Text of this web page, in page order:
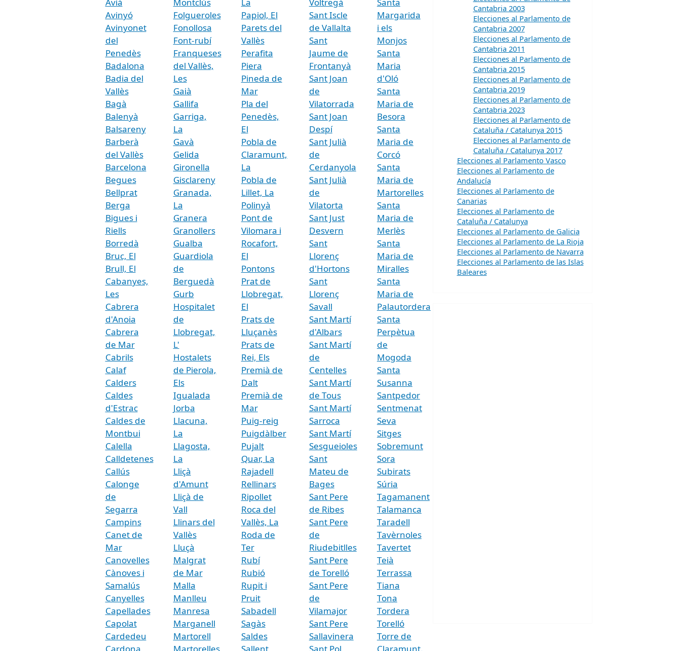
Avinyó
Avinyonet
del
Penedès
Badalona
Badia del
Vallès
Bagà
Balenyà
Balsareny
Barberà
del Vallès
Barcelona
Begues
Bellprat
Berga
Bigues i
Riells
Borredà
Bruc, El
Brull, El
Cabanyes,
Les
Cabrera
d'Anoia
Cabrera
de Mar
Cabrils
Calaf
Calders
Caldes
d'Estrac
Caldes de
Montbui
Calella
Calldetenes
Callús
Calonge
de
Segarra
Campins
Canet de
Mar
Canovelles
Cànoves i
Samalús
Canyelles
Capellades
Capolat
Cardedeu
Cardona
Folgueroles
Fonollosa
Font-rubí
Franqueses
del Vallès,
Les
Gaià
Gallifa
Garriga,
La
Gavà
Gelida
Gironella
Gisclareny
Granada,
La
Granera
Granollers
Gualba
Guardiola
de
Berguedà
Gurb
Hospitalet
de
Llobregat,
L'
Hostalets
de Pierola,
Els
Igualada
Jorba
Llacuna,
La
Llagosta,
La
Lliçà
d'Amunt
Lliçà de
Vall
Llinars del
Vallès
Lluçà
Malgrat
de Mar
Malla
Manlleu
Manresa
Marganell
Martorell
Martorelles
Papiol, El
Parets del
Vallès
Perafita
Piera
Pineda de
Mar
Pla del
Penedès,
El
Pobla de
Claramunt,
La
Pobla de
Lillet, La
Polinyà
Pont de
Vilomara i
Rocafort,
El
Pontons
Prat de
Llobregat,
El
Prats de
Lluçanès
Prats de
Rei, Els
Premià de
Dalt
Premià de
Mar
Puig-reig
Puigdàlber
Pujalt
Quar, La
Rajadell
Rellinars
Ripollet
Roca del
Vallès, La
Roda de
Ter
Rubí
Rubió
Rupit i
Pruit
Sabadell
Sagàs
Saldes
Sallent
Sant Iscle
de Vallalta
Sant
Jaume de
Frontanyà
Sant Joan
de
Vilatorrada
Sant Joan
Despí
Sant Julià
de
Cerdanyola
Sant Julià
de
Vilatorta
Sant Just
Desvern
Sant
Llorenç
d'Hortons
Sant
Llorenç
Savall
Sant Martí
d'Albars
Sant Martí
de
Centelles
Sant Martí
de Tous
Sant Martí
Sarroca
Sant Martí
Sesgueioles
Sant
Mateu de
Bages
Sant Pere
de Ribes
Sant Pere
de
Riudebitlles
Sant Pere
de Torelló
Sant Pere
de
Vilamajor
Sant Pere
Sallavinera
Sant Pol
Margarida
i els
Monjos
Santa
Maria
d'Oló
Santa
Maria de
Besora
Santa
Maria de
Corcó
Santa
Maria de
Martorelles
Santa
Maria de
Merlès
Santa
Maria de
Miralles
Santa
Maria de
Palautordera
Santa
Perpètua
de
Mogoda
Santa
Susanna
Santpedor
Sentmenat
Seva
Sitges
Sobremunt
Sora
Subirats
Súria
Tagamanent
Talamanca
Taradell
Tavèrnoles
Tavertet
Teià
Terrassa
Tiana
Tona
Tordera
Torelló
Torre de
Claramunt,
Cantabria 2003
Elecciones al Parlamento de
Cantabria 2007
Elecciones al Parlamento de
Cantabria 2011
Elecciones al Parlamento de
Cantabria 2015
Elecciones al Parlamento de
Cantabria 2019
Elecciones al Parlamento de
Cantabria 2023
Elecciones al Parlamento de
Cataluña / Catalunya 2015
Elecciones al Parlamento de
Cataluña / Catalunya 2017
Elecciones al Parlamento Vasco
Elecciones al Parlamento de
Andalucía
Elecciones al Parlamento de
Canarias
Elecciones al Parlamento de
Cataluña / Catalunya
Elecciones al Parlamento de Galicia
Elecciones al Parlamento de La Rioja
Elecciones al Parlamento de Navarra
Elecciones al Parlamento de las Islas
Baleares